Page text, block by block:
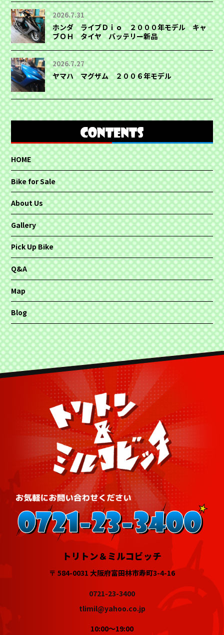
2026.7.31
ホンダ ライブＤｉｏ ２０００年モデル キャ
ブＯＨ タイヤ バッテリー新品
2026.7.27
ヤマハ マグザム ２００６年モデル
HOME
Bike for Sale
About Us
Gallery
Pick Up Bike
Q&A
Map
Blog
トリトン＆ミルコビッチ
〒 584-0031 大阪府富田林市寿町3-4-16
0721-23-3400
tlimil@yahoo.co.jp
10:00～19:00